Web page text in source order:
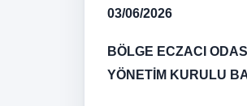
03/06/2026
BÖLGE ECZACI ODASI
YÖNETİM KURULU